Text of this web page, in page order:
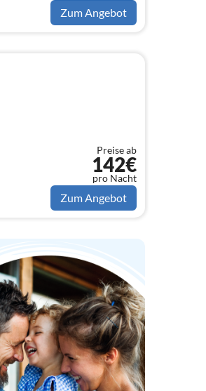
Zum Angebot
Preise ab
142€
pro Nacht
Zum Angebot